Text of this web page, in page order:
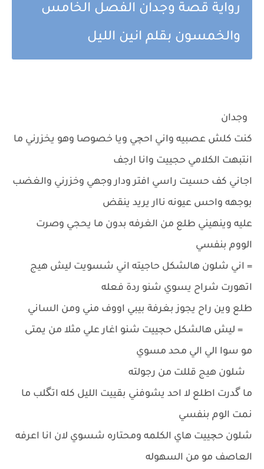
رواية قصة وجدان الفصل الخامس
والخمسون بقلم انين الليل
وجدان
كنت كلش عصبيه واني احچي ويا خصوصا وهو يخزرني ما
انتبهت الكلامي حجييت وانا ارجف
اجاني كف حسيت راسي افتر ودار وجهي وخزرني والغضب
بوجهه واحس عيونه ناار يريد ينقض
عليه وينهيني طلع من الغرفه بدون ما يحجي وصرت
الووم بنفسي
= اني شلون هالشكل حاجيته اني شسويت ليش هيج
اتهورت شراح يسوي شنو ردة فعله
طلع وين راح يجوز بغرفة بيبي اووف مني ومن الساني
= ليش هالشكل حچييت شنو اغار علي مثلا من يمتى
مو سوا الي الي محد مسوي
شلون هيج قللت من رجولته
ما گدرت اطلع لا احد يشوفني بقييت الليل كله اتگلب ما
نمت الوم بنفسي
شلون حچييت هاي الكلمه ومحتاره شسوي لان انا اعرفه
العاصف مو من السهوله